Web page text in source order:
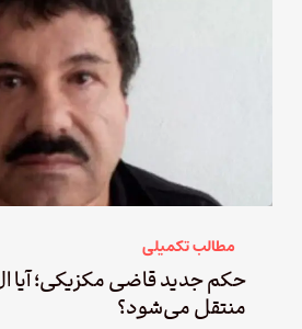
مطالب تکمیلی
حکم جدید قاضی مکزیکی؛ آیا
منتقل می‌شود؟